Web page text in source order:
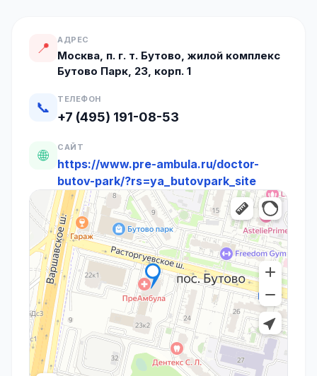
📍 АДРЕС
Москва, п. г. т. Бутово, жилой комплекс
Бутово Парк, 23, корп. 1
📞 ТЕЛЕФОН
+7 (495) 191-08-53
🌐 САЙТ
https://www.pre-ambula.ru/doctor-
butov-park/?rs=ya_butovpark_site